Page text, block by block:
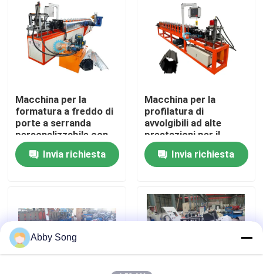
Circa noi
Giro della fabbrica
Contattici
Notizie
rotolo dello strato del tetto che forma macchina
Macchina per la
formatura a freddo di
porte a serranda
personalizzabile con
sistema di
azionamento a catena
o scatola ingranaggi
Invia richiesta
Macchina per la
profilatura di
avvolgibili ad alte
prestazioni per il
controllo accessi
Invia richiesta
Abby Song